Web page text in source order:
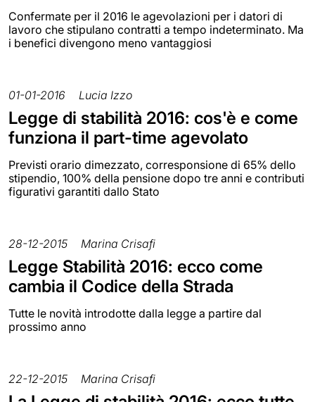
Confermate per il 2016 le agevolazioni per i datori di
lavoro che stipulano contratti a tempo indeterminato. Ma
i benefici divengono meno vantaggiosi
01-01-2016 Lucia Izzo
Legge di stabilità 2016: cos'è e come
funziona il part-time agevolato
Previsti orario dimezzato, corresponsione di 65% dello
stipendio, 100% della pensione dopo tre anni e contributi
figurativi garantiti dallo Stato
28-12-2015 Marina Crisafi
Legge Stabilità 2016: ecco come
cambia il Codice della Strada
Tutte le novità introdotte dalla legge a partire dal
prossimo anno
22-12-2015 Marina Crisafi